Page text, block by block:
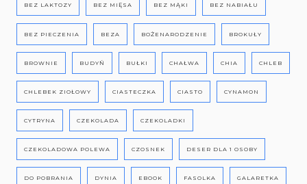
BEZ LAKTOZY BEZ MIĘSA BEZ MĄKI BEZ NABIAŁU
BEZ PIECZENIA BEZA BOŻENARODZENIE BROKUŁY
BROWNIE BUDYŃ BUŁKI CHAŁWA CHIA CHLEB
CHLEBEK ZIOŁOWY CIASTECZKA CIASTO CYNAMON
CYTRYNA CZEKOLADA CZEKOLADKI
CZEKOLADOWA POLEWA CZOSNEK DESER DLA 1 OSOBY
DO POBRANIA DYNIA EBOOK FASOLKA GALARETKA